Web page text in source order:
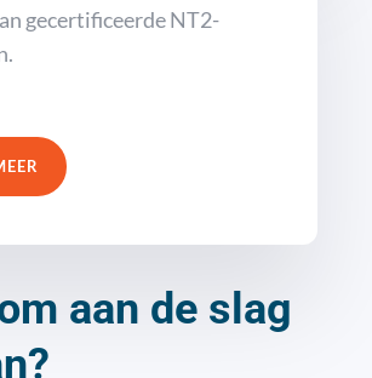
gecertificeerde NT2-
aan de slag